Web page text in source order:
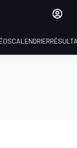
CALENDRIER